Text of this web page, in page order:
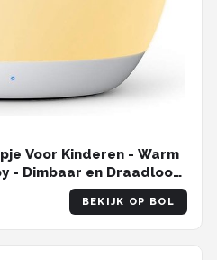
Voor Kinderen - Warm
- Dimbaar en Draadloos
- USB Oplaadbaar
BEKIJK OP BOL